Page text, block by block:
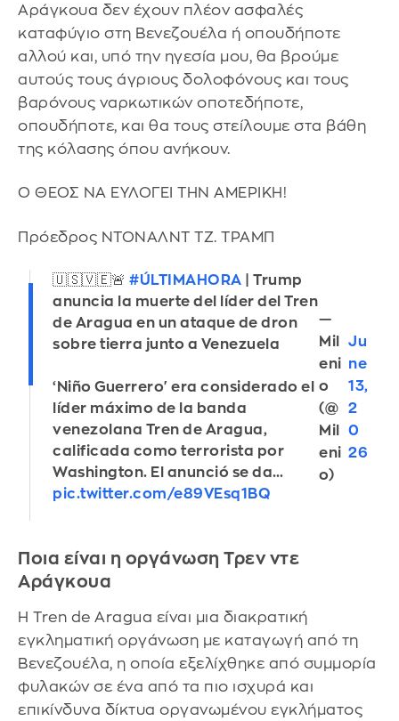
Αράγκουα δεν έχουν πλέον ασφαλές
καταφύγιο στη Βενεζουέλα ή οπουδήποτε
αλλού και, υπό την ηγεσία μου, θα βρούμε
αυτούς τους άγριους δολοφόνους και τους
βαρόνους ναρκωτικών οποτεδήποτε,
οπουδήποτε, και θα τους στείλουμε στα βάθη
της κόλασης όπου ανήκουν.
Ο ΘΕΟΣ ΝΑ ΕΥΛΟΓΕΙ ΤΗΝ ΑΜΕΡΙΚΗ!
Πρόεδρος ΝΤΟΝΑΛΝΤ ΤΖ. ΤΡΑΜΠ
🇺🇸🇻🇪🚨#ÚLTIMAHORA | Trump
anuncia la muerte del líder del Tren
de Aragua en un ataque de dron
sobre tierra junto a Venezuela
‘Niño Guerrero' era considerado el
líder máximo de la banda
venezolana Tren de Aragua,
calificada como terrorista por
Washington. El anunció se da…
pic.twitter.com/e89VEsq1BQ
—
Mil
eni
o
(@
Mil
eni
o)
Ju
ne
13,
2
0
26
Ποια είναι η οργάνωση Τρεν ντε
Αράγκουα
Η Tren de Aragua είναι μια διακρατική
εγκληματική οργάνωση με καταγωγή από τη
Βενεζουέλα, η οποία εξελίχθηκε από συμμορία
φυλακών σε ένα από τα πιο ισχυρά και
επικίνδυνα δίκτυα οργανωμένου εγκλήματος